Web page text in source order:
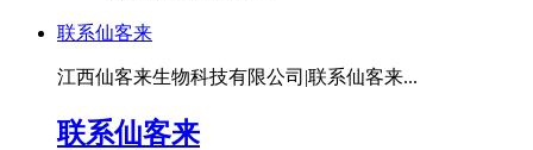
联系仙客来
江西仙客来生物科技有限公司|联系仙客来...
联系仙客来